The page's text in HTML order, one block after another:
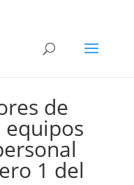
de
equipos
1 del